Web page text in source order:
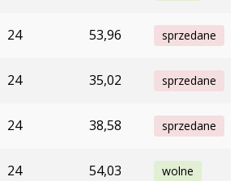
24 53,96 sprzedane
24 35,02 sprzedane
24 38,58 sprzedane
24 54,03 wolne